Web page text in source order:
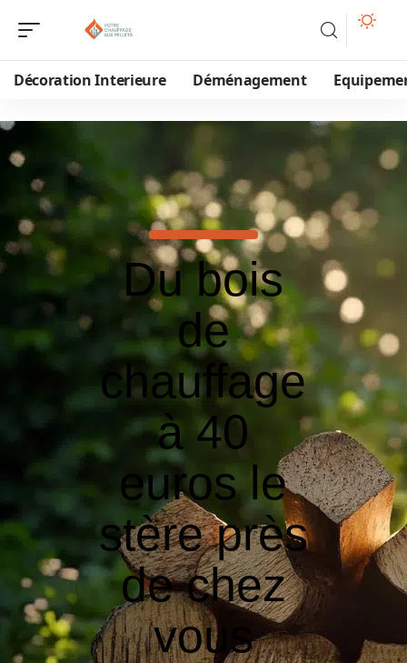
Décoration Interieure Déménagement
Du bois
de
chauffage
à 40
euros le
stère près
de chez
vous